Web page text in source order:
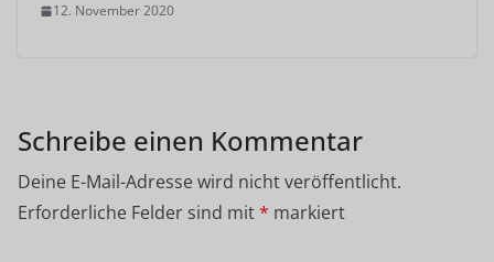
12. November 2020
Schreibe einen Kommentar
Deine E-Mail-Adresse wird nicht veröffentlicht.
Erforderliche Felder sind mit* markiert